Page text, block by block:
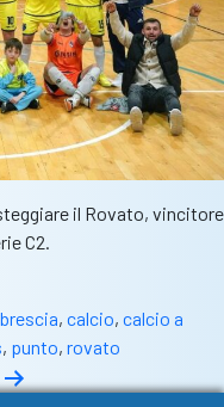
il Rovato, vincitore
C2.
brescia, calcio, calcio a
, punto, rovato